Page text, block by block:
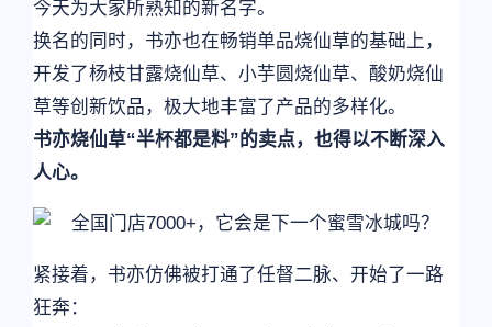
今天为大家所熟知的新名字。
换名的同时，书亦也在畅销单品烧仙草的基础上，
开发了杨枝甘露烧仙草、小芋圆烧仙草、酸奶烧仙
草等创新饮品，极大地丰富了产品的多样化。
书亦烧仙草“半杯都是料”的卖点，也得以不断深入
人心。
紧接着，书亦仿佛被打通了任督二脉、开始了一路
狂奔：